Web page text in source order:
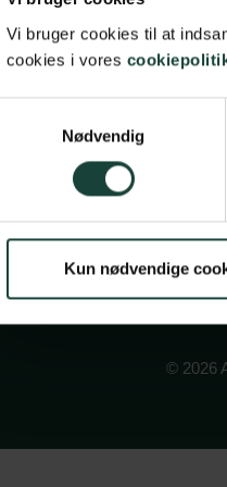
Vi bruger cookies til at
cookies i vores
Nødvendig
Kun nødvendige
© 2026